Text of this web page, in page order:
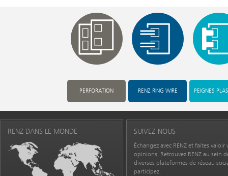
PERFORATION RENZ RING WIRE PEIGNES
RENZ DANS LE MONDE SUIVEZ-NOUS
Échangez avec RENZ et faites valoir
opinions. Retrouvez RENZ au sein
diverses plateformes de réseau
participez.